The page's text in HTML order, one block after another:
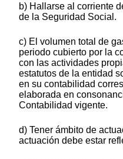
b) Hallarse al corriente
de la Seguridad Social.
c) El volumen total de
periodo cubierto por la
con las actividades
estatutos de la entidad
en su contabilidad
elaborada en
Contabilidad vigente.
d) Tener ámbito de
actuación debe estar